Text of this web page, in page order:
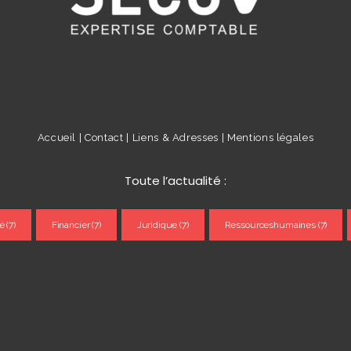
Accueil | Contact | Liens & Adresses | Mentions légales
Toute l’actualité :
(7) Financier(7) Juridique (7) Ressourceshumaines(7)